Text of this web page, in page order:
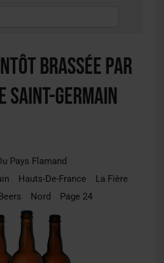
brassée par
Germain
Pays Flamand
Hauts-De-France
La Fière
Nord Page 24